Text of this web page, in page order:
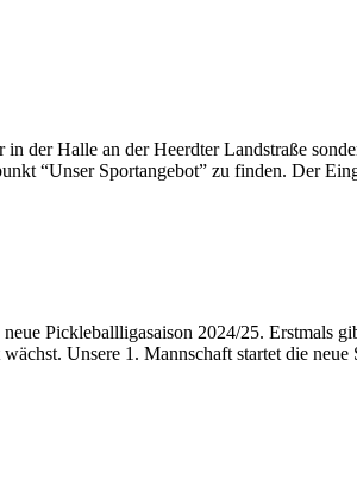
der Halle an der Heerdter Landstraße
“Unser Sportangebot” zu finden. Der
Pickleballligasaison 2024/25. Erstmals
Unsere 1. Mannschaft startet die